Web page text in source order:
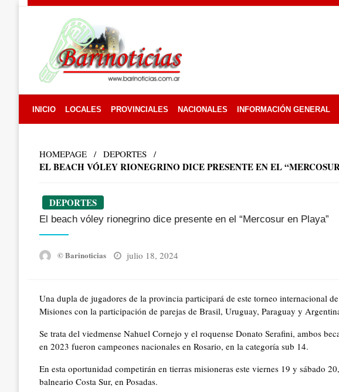
INICIO LOCALES PROVINCIALES NACIONALES INFORMACIÓN GENERAL
HOMEPAGE DEPORTES
EL BEACH VÓLEY RIONEGRINO DICE PRESENTE EN EL
DEPORTES
El beach vóley rionegrino dice presente en el “Mercosur en Playa”
© Barinoticias
Posted
julio 18, 2024
Una dupla de jugadores de la provincia participará de este torneo internacional
Misiones con la participación de parejas de Brasil, Uruguay, Paraguay y
Se trata del viedmense Nahuel Cornejo y el roquense Donato Serafini, ambos
en 2023 fueron campeones nacionales en Rosario, en la categoría sub 14.
En esta oportunidad competirán en tierras misioneras este viernes 19 y sábado
balneario Costa Sur, en Posadas.